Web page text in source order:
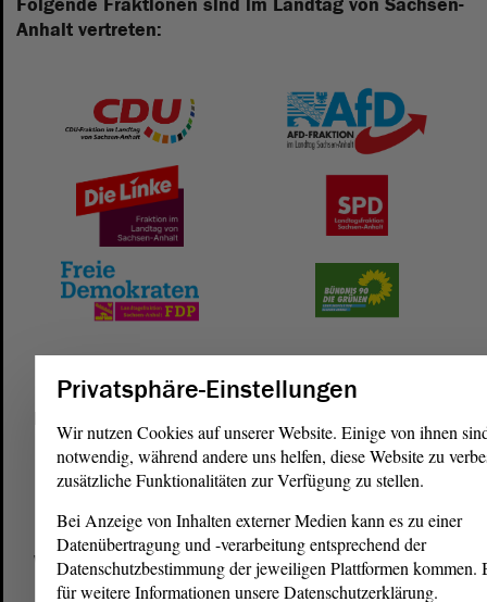
Anhalt vertreten:
Landtagvon Sachsen-Anhalt
Domplatz 6–9
Wegbeschreibung
Auf Google Maps
Privatsphäre-Einstellungen
Wir nutzen Cookies auf unserer Website. Einige von ihnen
notwendig, während andere uns helfen, diese Website zu
zusätzliche Funktionalitäten zur Verfügung zu stellen.
Bei Anzeige von Inhalten externer Medien kann es zu einer
Datenübertragung und -verarbeitung entsprechend der
Datenschutzbestimmung der jeweiligen Plattformen kommen.
für weitere Informationen unsere Datenschutzerklärung.